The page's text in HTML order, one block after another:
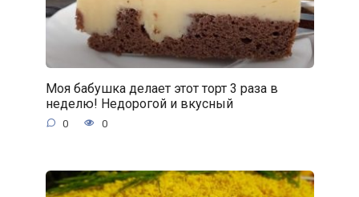
Моя бабушка делает этот торт 3 раза в
неделю! Недорогой и вкусный
0 0